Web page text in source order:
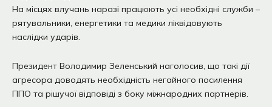
На місцях влучань наразі працюють усі необхідні служби –
рятувальники, енергетики та медики ліквідовують
наслідки ударів.
Президент Володимир Зеленський наголосив, що такі дії
агресора доводять необхідність негайного посилення
ППО та рішучої відповіді з боку міжнародних партнерів.